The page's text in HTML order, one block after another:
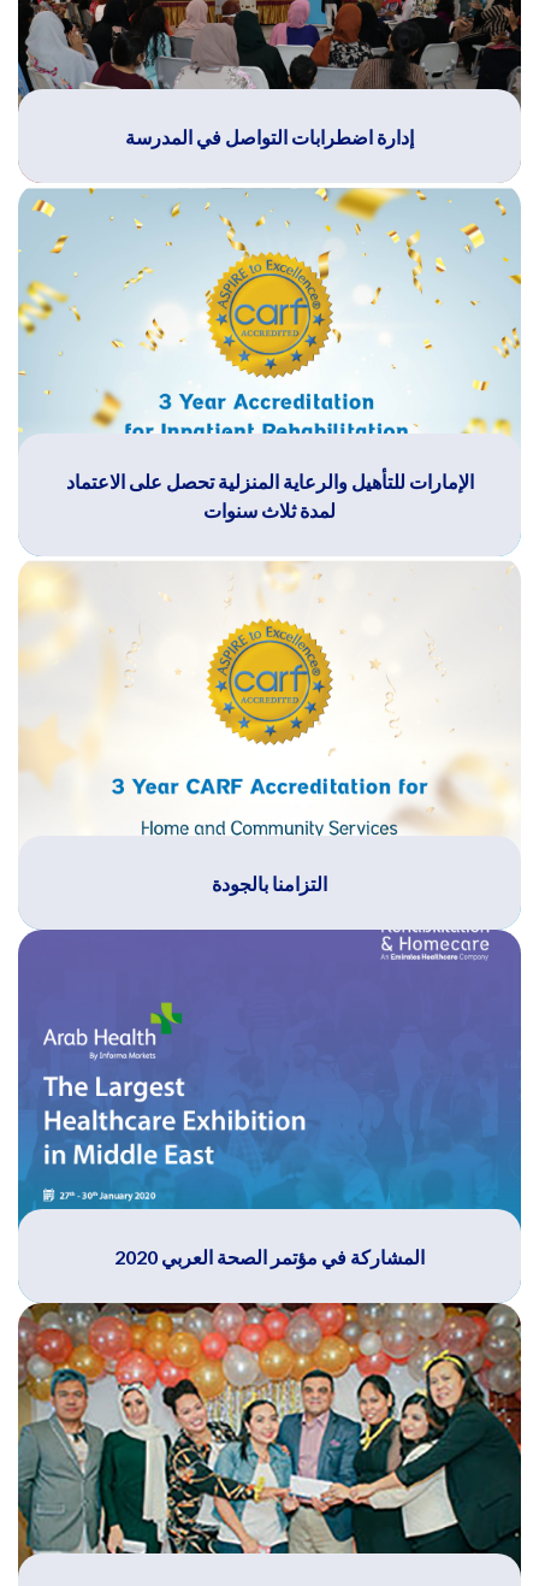
إدارة اضطرابات التواصل في المدرسة
الإمارات للتأهيل والرعاية المنزلية تحصل على الاعتماد
لمدة ثلاث سنوات
التزامنا بالجودة
المشاركة في مؤتمر الصحة العربي 2020